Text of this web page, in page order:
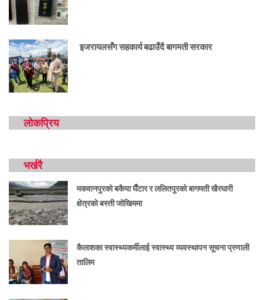
इजरायलसँग सहकार्य बढाउँदै बागमती सरकार
लोकप्रिय
भर्खरै
मकवानपुरको बकैया घैँटार र ललितपुरको बागमती खैरघारी
क्षेत्रको बस्ती जोखिममा
कैलाशका स्वास्थ्यकर्मीलाई स्वास्थ्य व्यवस्थापन सूचना प्रणाली
तालिम